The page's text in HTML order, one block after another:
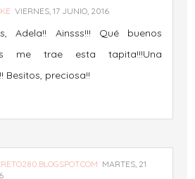
VIERNES, 17 JUNIO, 2016
Adela!! Ainsss!!! Qué buenos
me trae esta tapita!!!Una
Besitos, preciosa!!
MARTES, 21